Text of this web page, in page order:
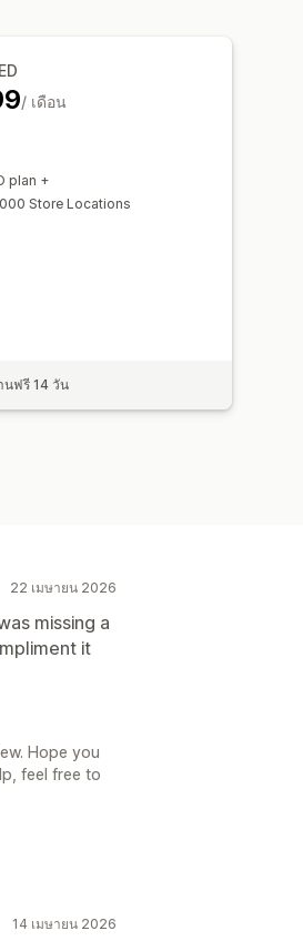
/ เดือน
plan +
Store Locations
นฟรี 14 วัน
22 เมษายน 2026
missing a
it
Hope you
feel free to
14 เมษายน 2026